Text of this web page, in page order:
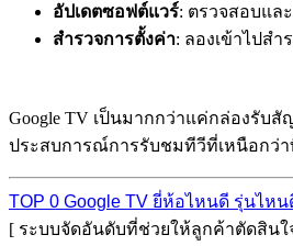
อัปเดตซอฟต์แวร์: ตรวจสอบแล
สำรวจการตั้งค่า: ลองเข้าไปส
Google TV เป็นมากกว่าแค่กล่องรับ
ประสบการณ์การรับชมทีวีที่เหนือกว่า
TOP 0 Google TV ยี่ห้อไหนดี รุ่นไหน
[ ระบบจัดอันดับที่ช่วยให้ลูกค้าตัดสินใ